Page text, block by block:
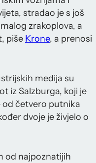
stradao je s još
zrakoplova, a
piše Krone, a prenosi
medija su
iz Salzburga, koji je
od četvero putnika
dvoje je živjelo o
od najpoznatijih